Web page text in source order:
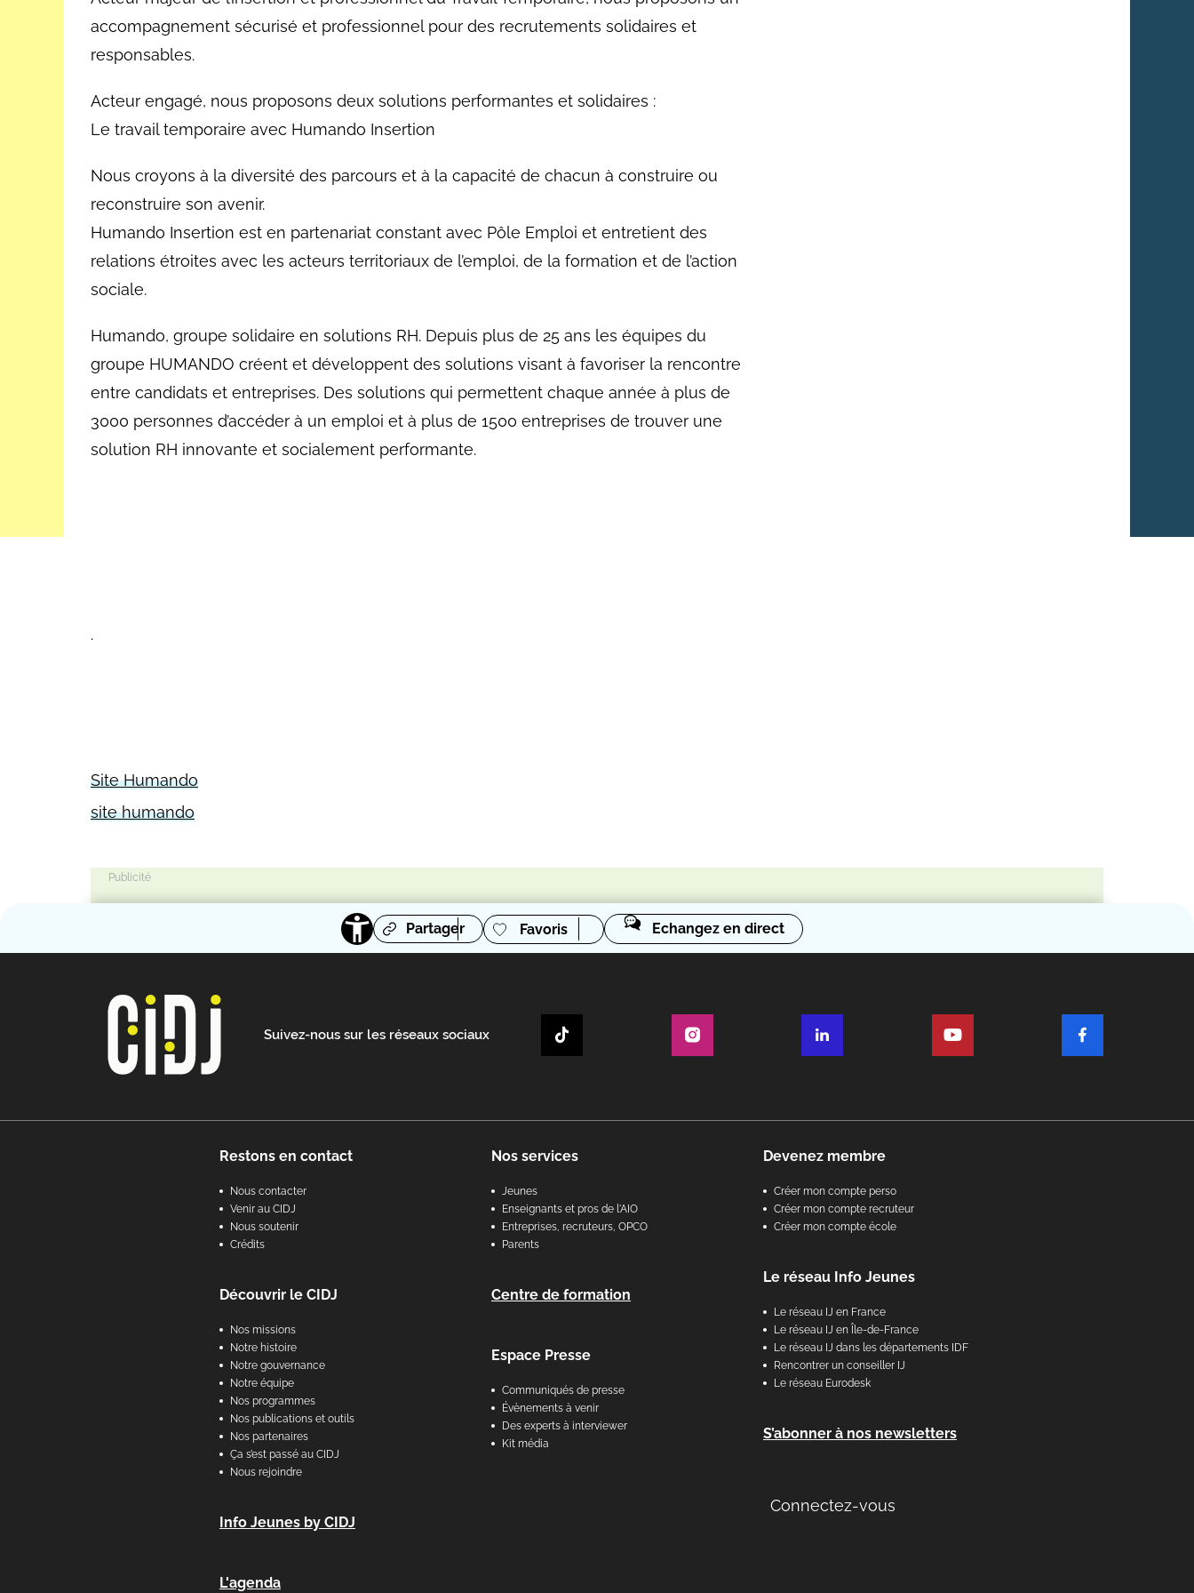
accompagnement sécurisé et professionnel pour des recrutements solidaires et
responsables.
Acteur engagé, nous proposons deux solutions performantes et solidaires :
Le travail temporaire avec Humando Insertion
Nous croyons à la diversité des parcours et à la capacité de chacun à construire ou
reconstruire son avenir.
Humando Insertion est en partenariat constant avec Pôle Emploi et entretient des
relations étroites avec les acteurs territoriaux de l’emploi, de la formation et de l’action
sociale.
Humando, groupe solidaire en solutions RH. Depuis plus de 25 ans les équipes du
groupe HUMANDO créent et développent des solutions visant à favoriser la rencontre
entre candidats et entreprises. Des solutions qui permettent chaque année à plus de
3000 personnes d’accéder à un emploi et à plus de 1500 entreprises de trouver une
solution RH innovante et socialement performante.
.
Site Humando
site humando
Partager Favoris Echangez en direct
Suivez-nous sur les réseaux sociaux
Restons en contact
Nous contacter
Venir au CIDJ
Nous soutenir
Crédits
Découvrir le CIDJ
Nos missions
Notre histoire
Notre gouvernance
Notre équipe
Nos programmes
Nos publications et outils
Nos partenaires
Ça s’est passé au CIDJ
Nous rejoindre
Info Jeunes by CIDJ
L'agenda
Nos services
Jeunes
Enseignants et pros de l'AIO
Entreprises, recruteurs, OPCO
Parents
Centre de formation
Espace Presse
Communiqués de presse
Évènements à venir
Des experts à interviewer
Kit média
Devenez membre
Créer mon compte perso
Créer mon compte recruteur
Créer mon compte école
Le réseau Info Jeunes
Le réseau IJ en France
Le réseau IJ en Île-de-France
Le réseau IJ dans les départements IDF
Rencontrer un conseiller IJ
Le réseau Eurodesk
S’abonner à nos newsletters
Connectez-vous